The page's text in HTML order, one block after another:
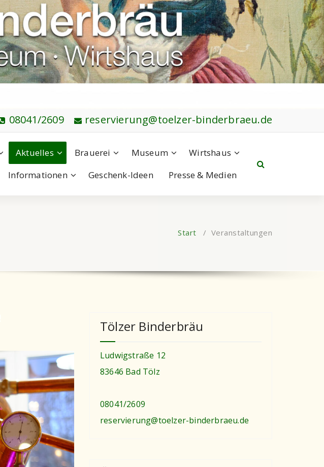
reservierung@toelzer-binderbraeu.de
08041/2609
Aktuelles Brauerei Museum
Wirtshaus
Informationen
Geschenk-Ideen Presse & Medien
Start / Veranstaltungen
Tölzer Binderbräu
Ludwigstraße 12
83646 Bad Tölz
08041/2609
reservierung@toelzer-binderbraeu.de